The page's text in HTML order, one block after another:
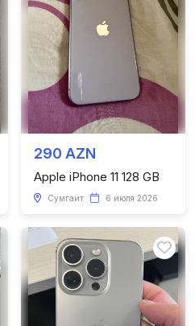
290 AZN
Apple iPhone 11 128 GB
Сумгаит 6 июля 2026